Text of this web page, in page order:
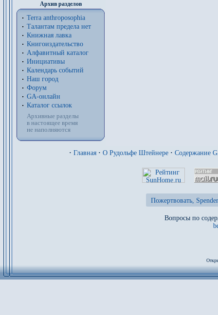
Архив разделов
Terra anthroposophia
Талантам предела нет
Книжная лавка
Книгоиздательство
Алфавитный каталог
Инициативы
Календарь событий
Наш город
Форум
GA-онлайн
Каталог ссылок
Архивные разделы
в настоящее время
не наполняются
· Главная · О Рудольфе Штейнере · Содержание
Пожертвовать,
Вопросы по